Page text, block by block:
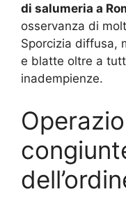
di salumeria a
osservanza di
Sporcizia diffusa,
e blatte oltre a
inadempienze.